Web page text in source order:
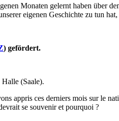
Monaten gelernt haben über
eigenen Geschichte zu tun
) gefördert.
(Saale).
appris ces derniers mois sur le
se souvenir et pourquoi ?